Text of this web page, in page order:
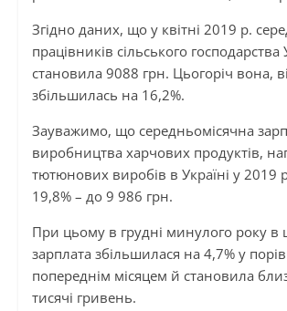
Згідно даних, що у квітні 2019 р.
працівників сільського господарства
становила 9088 грн. Цьогоріч вона,
збільшилась на 16,2%.
Зауважимо, що середньомісячна
виробництва харчових продуктів,
тютюнових виробів в Україні у 2019
19,8% – до 9 986 грн.
При цьому в грудні минулого року в
зарплата збільшилася на 4,7% у
попереднім місяцем й становила
тисячі гривень.